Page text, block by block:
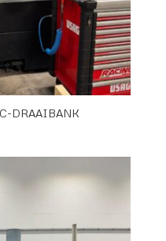
DRAAIBANK